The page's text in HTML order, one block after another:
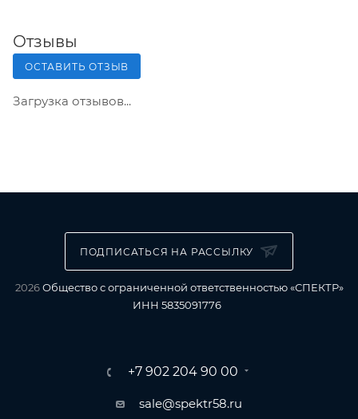
Отзывы
ОСТАВИТЬ ОТЗЫВ
Загрузка отзывов...
ПОДПИСАТЬСЯ НА РАССЫЛКУ
2026Общество с ограниченной ответственностью «СПЕКТР»
ИНН 5835091776
+7 902 204 90 00
sale@spektr58.ru